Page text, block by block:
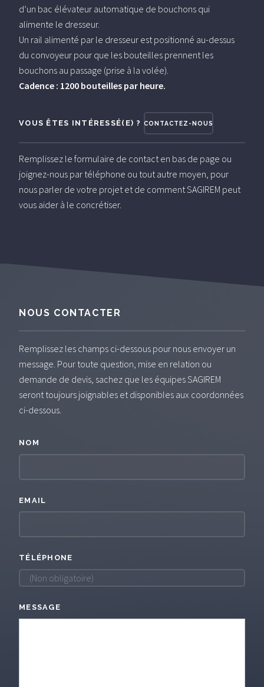
d’un bac élévateur automatique de bouchons qui
alimente le dresseur.
Un rail alimenté par le dresseur est positionné au-dessus
du convoyeur pour que les bouteilles prennent les
bouchons au passage (prise à la volée).
Cadence : 1200 bouteilles par heure.
VOUS ÊTES INTÉRESSÉ(E) ? CONTACTEZ-NOUS
Remplissez le formulaire de contact en bas de page ou
joignez-nous par téléphone ou tout autre moyen, pour
nous parler de votre projet et de comment SAGIREM peut
vous aider à le concrétiser.
NOUS CONTACTER
Remplissez les champs ci-dessous pour nous envoyer un
message. Pour toute question, mise en relation ou
demande de devis, sachez que les équipes SAGIREM
seront toujours joignables et disponibles aux coordonnées
ci-dessous.
NOM
EMAIL
TÉLÉPHONE
MESSAGE